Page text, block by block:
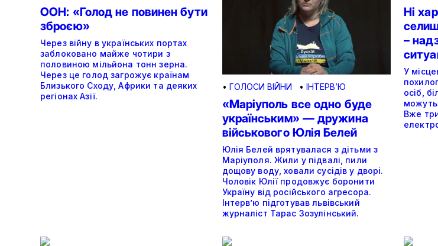
ООН: «Голод не повинен бути
зброєю»
Через війну в українських портах
заблоковано майже чотири з
половиною мільйона тонн зерна.
Через це голод загрожує країнам
Близького Сходу, Африки та деяких
регіонах Азії.
• ГОЛОСИ ВІЙНИ • ІНТЕРВ’Ю
«Маріуполь все одно буде
українським» — дружина
військового Юлія Белей
Юлія Белей врятувалася з дітьми з
Маріуполя. Жили у підвалі, пили
дощову воду, ховали сусідів у дворі.
Чоловік Юлії продовжує боронити
Україну від російського агресора.
Інтерв’ю підготував львівський
журналіст Тарас Зозулінський.
Ні
–
У
осіб,
можуть
Вже